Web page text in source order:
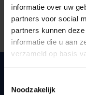
informatie over uw
partners voor social
partners kunnen
informatie die u aan
verzameld op basis
Noodzakelijk
Quick links